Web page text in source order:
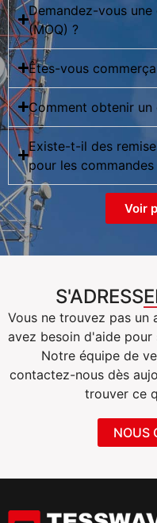
Demandez-vous
(MOQ) ?
Êtes-vous
Comment obtenir un
Existe-t-il des
pour les
Voir
Vous ne trouvez pas un
avez besoin d'aide
Notre équipe de
contactez-nous dès
trouver ce
NOUS